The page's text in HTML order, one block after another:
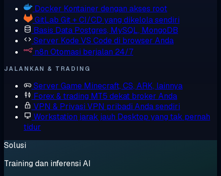
Docker Kontainer dengan akses root
GitLab Git + CI/CD yang dikelola sendiri
Basis Data Postgres, MySQL, MongoDB
Server KodeVS Code di browser Anda
n8n Otomasi berjalan 24/7
JALANKAN & TRADING
Server Game Minecraft, CS, ARK, lainnya
Forex & trading MT5 dekat broker Anda
VPN & Privasi VPN pribadi Anda sendiri
Workstation jarak jauh Desktop yang tak pernah
tidur
Solusi
Training dan inferensi AI